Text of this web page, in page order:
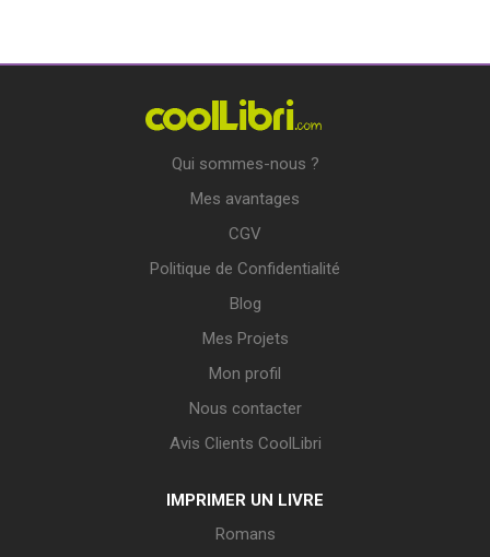
Qui sommes-nous ?
Mes avantages
CGV
Politique de Confidentialité
Blog
Mes Projets
Mon profil
Nous contacter
Avis Clients CoolLibri
IMPRIMER UN LIVRE
Romans